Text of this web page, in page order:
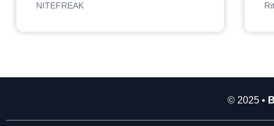
NITEFREAK
© 2025 •